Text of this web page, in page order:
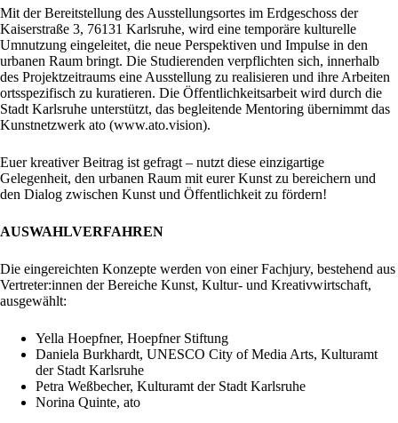
Mit der Bereitstellung des Ausstellungsortes im Erdgeschoss der
Kaiserstraße 3, 76131 Karlsruhe, wird eine temporäre kulturelle
Umnutzung eingeleitet, die neue Perspektiven und Impulse in den
urbanen Raum bringt. Die Studierenden verpflichten sich, innerhalb
des Projektzeitraums eine Ausstellung zu realisieren und ihre Arbeiten
ortsspezifisch zu kuratieren. Die Öffentlichkeitsarbeit wird durch die
Stadt Karlsruhe unterstützt, das begleitende Mentoring übernimmt das
Kunstnetzwerk ato (www.ato.vision).
Euer kreativer Beitrag ist gefragt – nutzt diese einzigartige
Gelegenheit, den urbanen Raum mit eurer Kunst zu bereichern und
den Dialog zwischen Kunst und Öffentlichkeit zu fördern!
AUSWAHLVERFAHREN
Die eingereichten Konzepte werden von einer Fachjury, bestehend aus
Vertreter:innen der Bereiche Kunst, Kultur- und Kreativwirtschaft,
ausgewählt:
Yella Hoepfner, Hoepfner Stiftung
Daniela Burkhardt, UNESCO City of Media Arts, Kulturamt
der Stadt Karlsruhe
Petra Weßbecher, Kulturamt der Stadt Karlsruhe
Norina Quinte, ato